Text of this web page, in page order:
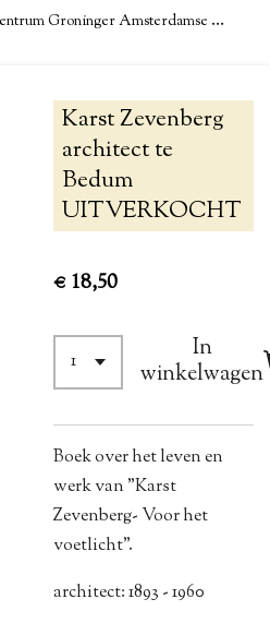
Groninger Amsterdamse School
Karst Zevenberg
architect te
Bedum
UITVERKOCHT
€ 18,50
In
winkelwagen
Boek over het leven en
werk van "Karst
Zevenberg- Voor het
voetlicht".
architect: 1893 - 1960